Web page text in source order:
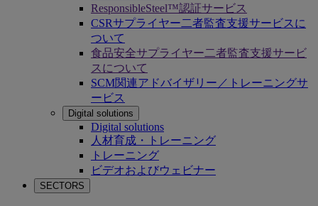
ResponsibleSteel™認証サービス
CSRサプライヤー二者監査支援サービスに
ついて
食品安全サプライヤー二者監査支援サービ
スについて
SCM関連アドバイザリー／トレーニングサ
ービス
Digital solutions
Digital solutions
人材育成・トレーニング
トレーニング
ビデオおよびウェビナー
SECTORS